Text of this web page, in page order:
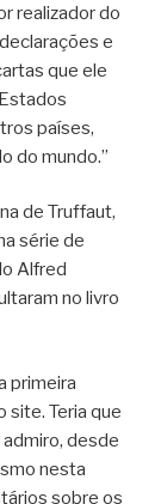
realizador do
e
que ele
países,
do mundo.”
de Truffaut,
série de
Alfred
no livro
primeira
site. Teria que
desde
nesta
sobre os